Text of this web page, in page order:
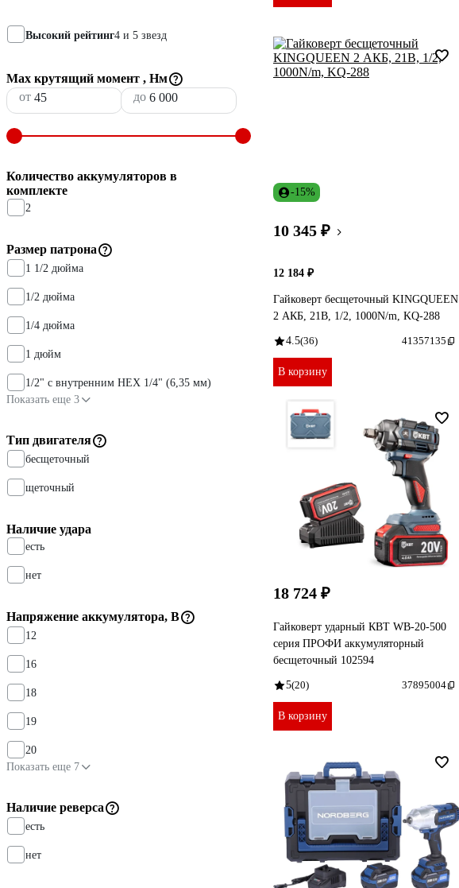
Высокий рейтинг4 и 5 звезд
Max крутящий момент , Нм
от
до
Количество аккумуляторов в
комплекте
2
Размер патрона
1 1/2 дюйма
1/2 дюйма
1/4 дюйма
1 дюйм
1/2" с внутренним HEX 1/4" (6,35 мм)
Показать еще 3
Тип двигателя
бесщеточный
щеточный
Наличие удара
есть
нет
Напряжение аккумулятора, В
12
16
18
19
20
Показать еще 7
Наличие реверса
есть
нет
-15%
10 345 ₽
12 184 ₽
Гайковерт бесщеточный KINGQUEEN
2 АКБ, 21В, 1/2, 1000N/m, KQ-288
4.5(36) 41357135
В корзину
18 724 ₽
Гайковерт ударный КВТ WB-20-500
серия ПРОФИ аккумуляторный
бесщеточный 102594
5(20) 37895004
В корзину